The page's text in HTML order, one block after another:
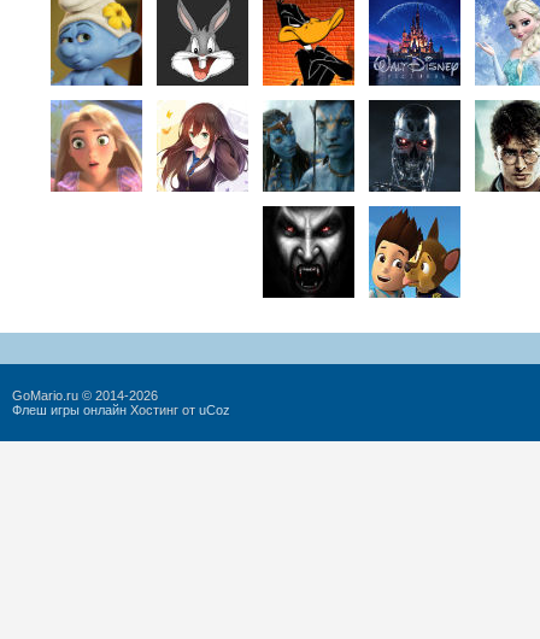
GoMario.ru © 2014-2026
Флеш игры онлайн Хостинг от uCoz